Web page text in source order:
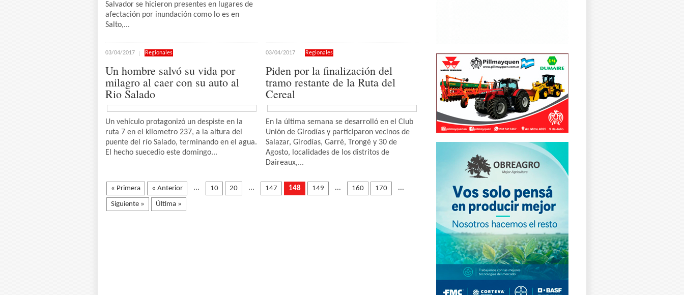
Salvador se hicieron presentes en lugares de
afectación por inundación como lo es en
Salto,...
03/04/2017 Regionales
Un hombre salvó su vida por
milagro al caer con su auto al
Rio Salado
Un vehículo protagonizó un despiste en la
ruta 7 en el kilometro 237, a la altura del
puente del río Salado, terminando en el agua.
El hecho suecedio este domingo...
03/04/2017 Regionales
Piden por la finalización del
tramo restante de la Ruta del
Cereal
En la última semana se desarrolló en el Club
Unión de Girodías y participaron vecinos de
Salazar, Girodías, Garré, Trongé y 30 de
Agosto, localidades de los distritos de
Daireaux,...
« Primera « Anterior ... 10 20 ... 147 148 149 ... 160 170 ...
Siguiente » Última »